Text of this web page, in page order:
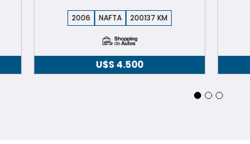
2006 NAFTA 200137
U$S4.500